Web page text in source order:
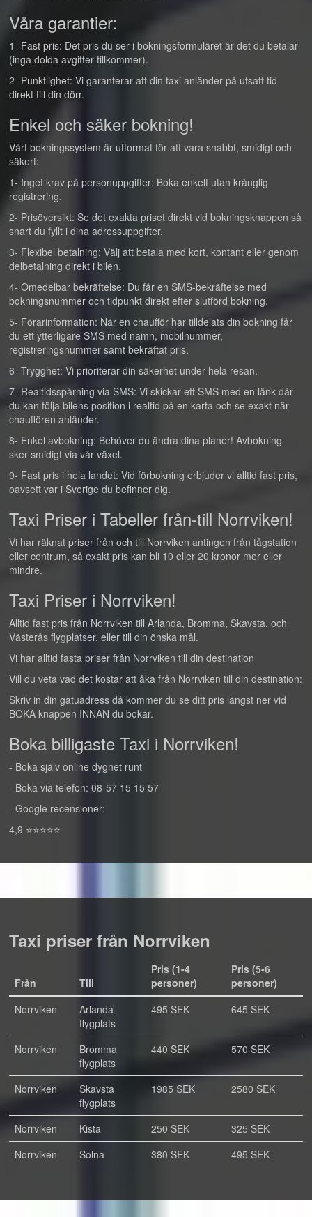
Våra garantier:
1- Fast pris: Det pris du ser i bokningsformuläret är det du betalar
(inga dolda avgifter tillkommer).
2- Punktlighet: Vi garanterar att din taxi anländer på utsatt tid
direkt till din dörr.
Enkel och säker bokning!
Vårt bokningssystem är utformat för att vara snabbt, smidigt och
säkert:
1- Inget krav på personuppgifter: Boka enkelt utan krånglig
registrering.
2- Prisöversikt: Se det exakta priset direkt vid bokningsknappen så
snart du fyllt i dina adressuppgifter.
3- Flexibel betalning: Välj att betala med kort, kontant eller genom
delbetalning direkt i bilen.
4- Omedelbar bekräftelse: Du får en SMS-bekräftelse med
bokningsnummer och tidpunkt direkt efter slutförd bokning.
5- Förarinformation: När en chaufför har tilldelats din bokning får
du ett ytterligare SMS med namn, mobilnummer,
registreringsnummer samt bekräftat pris.
6- Trygghet: Vi prioriterar din säkerhet under hela resan.
7- Realtidsspårning via SMS: Vi skickar ett SMS med en länk där
du kan följa bilens position i realtid på en karta och se exakt när
chauffören anländer.
8- Enkel avbokning: Behöver du ändra dina planer! Avbokning
sker smidigt via vår växel.
9- Fast pris i hela landet: Vid förbokning erbjuder vi alltid fast pris,
oavsett var i Sverige du befinner dig.
Taxi Priser i Tabeller från-till Norrviken!
Vi har räknat priser från och till Norrviken antingen från tågstation
eller centrum, så exakt pris kan bli 10 eller 20 kronor mer eller
mindre.
Taxi Priser i Norrviken!
Alltid fast pris från Norrviken till Arlanda, Bromma, Skavsta, och
Västerås flygplatser, eller till din önska mål.
Vi har alltid fasta priser från Norrviken till din destination
Vill du veta vad det kostar att åka från Norrviken till din destination:
Skriv in din gatuadress då kommer du se ditt pris längst ner vid
BOKA knappen INNAN du bokar.
Boka billigaste Taxi i Norrviken!
- Boka själv online dygnet runt
- Boka via telefon: 08-57 15 15 57
- Google recensioner:
4,9 ⭐⭐⭐⭐⭐
Taxi priser från Norrviken
Från Till
Pris (1-4
personer)
Pris (5-6
personer)
Norrviken
Arlanda
flygplats
495 SEK 645 SEK
Norrviken
Bromma
flygplats
440 SEK 570 SEK
Norrviken
Skavsta
flygplats
1985 SEK 2580 SEK
Norrviken Kista 250 SEK
325 SEK
Norrviken
Solna 380 SEK 495 SEK